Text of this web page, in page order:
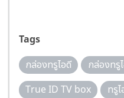
Tags
กล่องทรูไอดี
กล่องทรู
True ID TV box
ทรู